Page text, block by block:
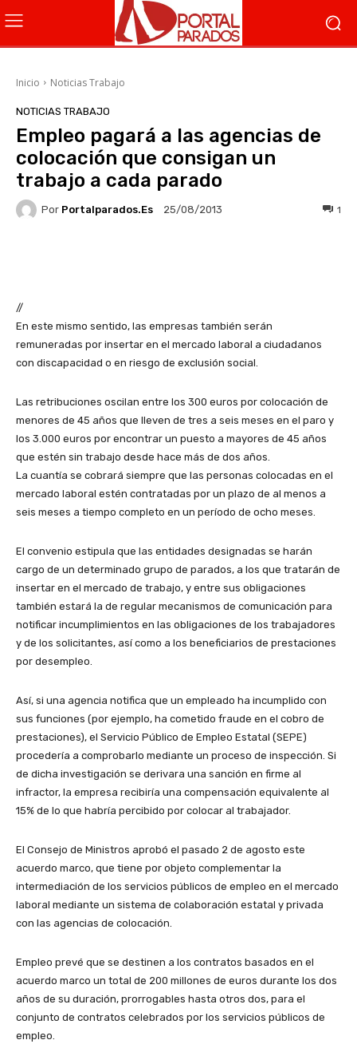
Inicio Noticias Trabajo
NOTICIAS TRABAJO
Empleo pagará a las agencias de
colocación que consigan un
trabajo a cada parado
Por Portalparados.es 25/08/2013 1
//
En este mismo sentido, las empresas también serán
remuneradas por insertar en el mercado laboral a ciudadanos
con discapacidad o en riesgo de exclusión social.
Las retribuciones oscilan entre los 300 euros por colocación de
menores de 45 años que lleven de tres a seis meses en el paro y
los 3.000 euros por encontrar un puesto a mayores de 45 años
que estén sin trabajo desde hace más de dos años.
La cuantía se cobrará siempre que las personas colocadas en el
mercado laboral estén contratadas por un plazo de al menos a
seis meses a tiempo completo en un período de ocho meses.
El convenio estipula que las entidades designadas se harán
cargo de un determinado grupo de parados, a los que tratarán de
insertar en el mercado de trabajo, y entre sus obligaciones
también estará la de regular mecanismos de comunicación para
notificar incumplimientos en las obligaciones de los trabajadores
y de los solicitantes, así como a los beneficiarios de prestaciones
por desempleo.
Así, si una agencia notifica que un empleado ha incumplido con
sus funciones (por ejemplo, ha cometido fraude en el cobro de
prestaciones), el Servicio Público de Empleo Estatal (SEPE)
procedería a comprobarlo mediante un proceso de inspección. Si
de dicha investigación se derivara una sanción en firme al
infractor, la empresa recibiría una compensación equivalente al
15% de lo que habría percibido por colocar al trabajador.
El Consejo de Ministros aprobó el pasado 2 de agosto este
acuerdo marco, que tiene por objeto complementar la
intermediación de los servicios públicos de empleo en el mercado
laboral mediante un sistema de colaboración estatal y privada
con las agencias de colocación.
Empleo prevé que se destinen a los contratos basados en el
acuerdo marco un total de 200 millones de euros durante los dos
años de su duración, prorrogables hasta otros dos, para el
conjunto de contratos celebrados por los servicios públicos de
empleo.